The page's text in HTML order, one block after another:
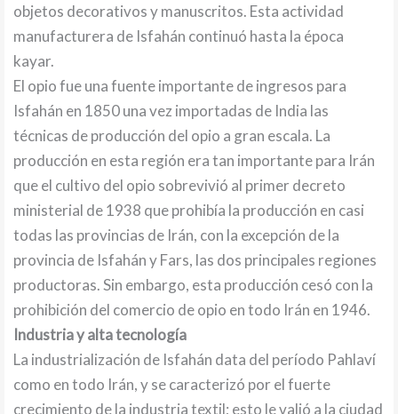
objetos decorativos y manuscritos. Esta actividad
manufacturera de Isfahán continuó hasta la época
kayar.
El opio fue una fuente importante de ingresos para
Isfahán en 1850 una vez importadas de India las
técnicas de producción del opio a gran escala. La
producción en esta región era tan importante para Irán
que el cultivo del opio sobrevivió al primer decreto
ministerial de 1938 que prohibía la producción en casi
todas las provincias de Irán, con la excepción de la
provincia de Isfahán y Fars, las dos principales regiones
productoras. Sin embargo, esta producción cesó con la
prohibición del comercio de opio en todo Irán en 1946.
Industria y alta tecnología
La industrialización de Isfahán data del período Pahlaví
como en todo Irán, y se caracterizó por el fuerte
crecimiento de la industria textil; esto le valió a la ciudad